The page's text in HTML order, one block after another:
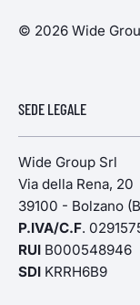
© 2026 Wide
SEDE LEGALE
Wide Group Srl
Via della Rena, 20
39100 - Bolzano
P.IVA/C.F.
RUI B000548946
SDI KRRH6B9